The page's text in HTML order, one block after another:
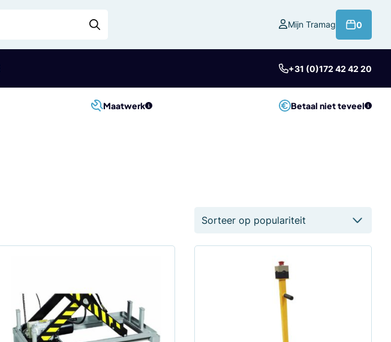
Mijn Tramag
0
+31 (0)172 42 42 20
Maatwerk Betaal niet teveel